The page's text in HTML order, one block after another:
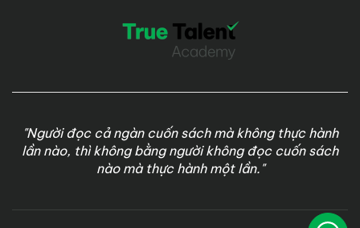
"Người đọc cả ngàn cuốn sách mà không thực hành
lần nào, thì không bằng người không đọc cuốn sách
nào mà thực hành một lần."